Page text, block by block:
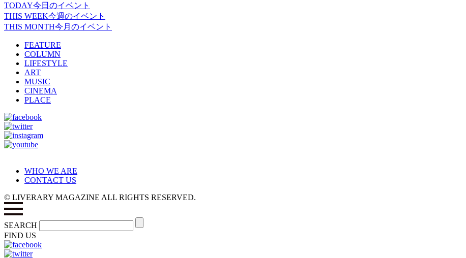
TODAY今日のイベント
THIS WEEK今週のイベント
THIS MONTH今月のイベント
FEATURE
COLUMN
LIFESTYLE
ART
MUSIC
CINEMA
PLACE
WHO WE ARE
CONTACT US
© LIVERARY MAGAZINE ALL RIGHTS RESERVED.
SEARCH
FIND US